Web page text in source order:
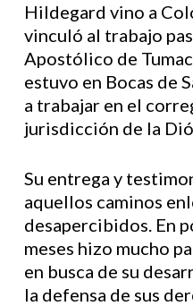
Hildegard vino a
vinculó al trabajo
Apostólico de
estuvo en Bocas de
a trabajar en el
jurisdicción de la
Su entrega y
aquellos caminos
desapercibidos. En
meses hizo mucho
en busca de su
la defensa de sus